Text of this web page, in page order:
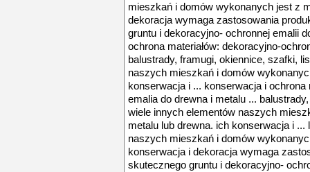
mieszkań i domów wykonanych jest z
dekoracja wymaga zastosowania
gruntu i dekoracyjno- ochronnej emalii
ochrona materiałów: dekoracyjno-
balustrady, framugi, okiennice, szafki,
naszych mieszkań i domów
konserwacja i ... konserwacja i ochrona
emalia do drewna i metalu ...
wiele innych elementów naszych
metalu lub drewna. ich konserwacja i
naszych mieszkań i domów
konserwacja i dekoracja wymaga
skutecznego gruntu i dekoracyjno-